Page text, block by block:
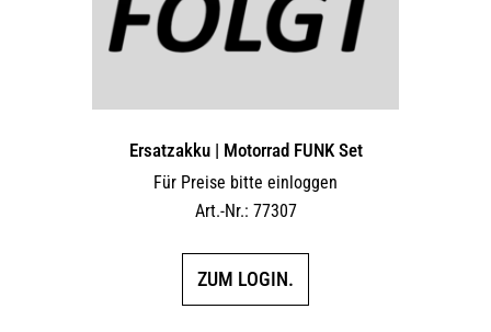
Ersatzakku | Motorrad FUNK Set
Für Preise bitte einloggen
Art.-Nr.: 77307
ZUM LOGIN.